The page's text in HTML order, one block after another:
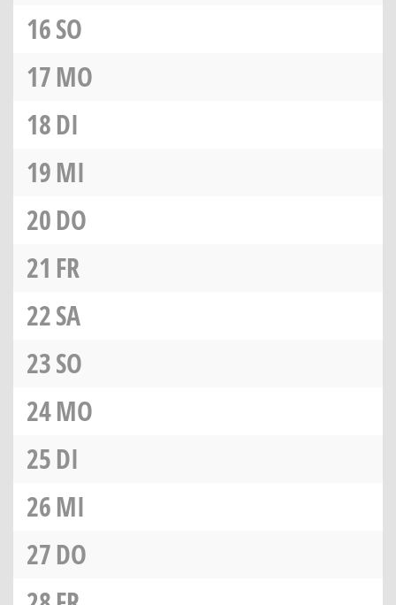
16SO
17MO
18DI
19MI
20DO
21 FR
22SA
23SO
24MO
25DI
26MI
27DO